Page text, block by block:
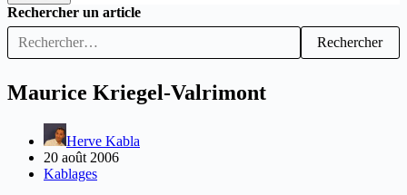
Rechercher un article
Rechercher
Maurice Kriegel-Valrimont
Herve Kabla
20 août 2006
Kablages